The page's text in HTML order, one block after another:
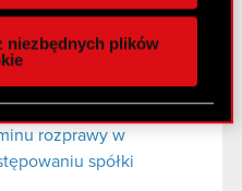
o tym, jak korzystasz
partnerom
te informacje z innymi
lub uzyskanymi
Kontynuując
zgadasz się na
niezbędnych plików
2011
rozprawy w
spółki